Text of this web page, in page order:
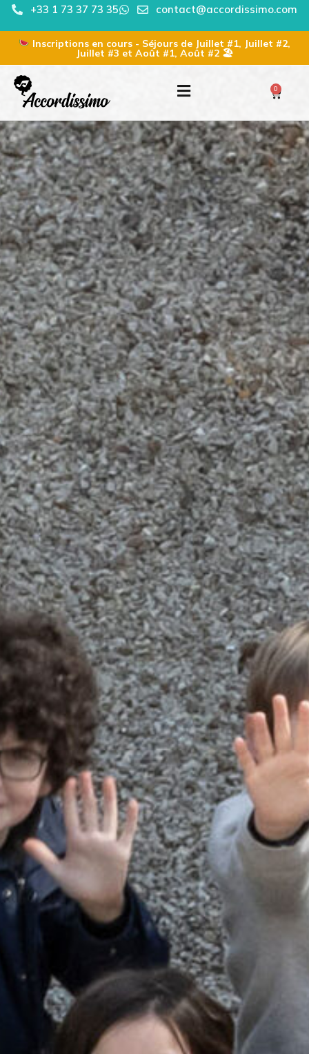
+33 1 73 37 73 35 contact@accordissimo.com
Inscriptions en cours - Séjours de Juillet #1, Juillet #2,
Juillet #3 et Août #1, Août #2 🏖
0